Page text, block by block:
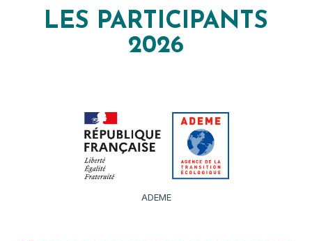
LES PARTICIPANTS
2026
AFP97 – ANTILLES FORMATION PREVENTION 97